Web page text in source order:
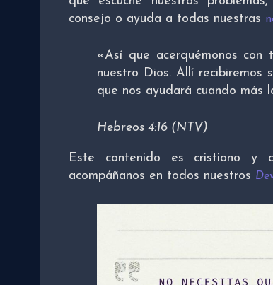
consejo o ayuda a todas nuestras
«Así que acerquémonos
nuestro Dios. Allí recibiremos
que nos ayudará cuando más
Hebreos 4:16 (NTV)
Este contenido es cristiano y
acompáñanos en todos nuestros